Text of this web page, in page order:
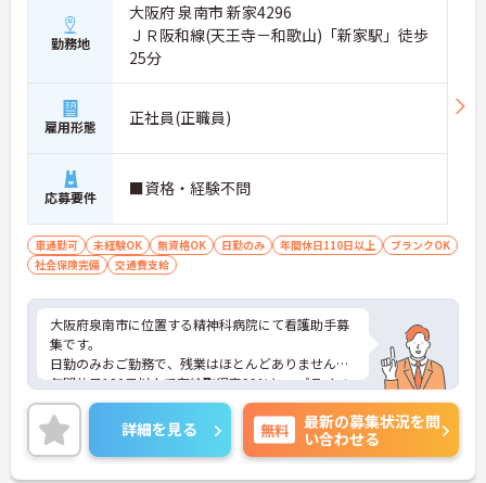
勤務地
大阪府 泉南市 新家4296
ＪＲ阪和線(天王寺－和歌山)「新家駅」徒歩
25分
雇用形態 正社員(正職員)
応募要件 ■資格・経験不問
車通勤可 未経験OK 無資格OK 日勤のみ 年間休日110日以上
ブランクOK
社会保険完備
交通費支給
大阪府泉南市に位置する精神科病院にて看護助手募
集です。
日勤のみおご勤務で、残業はほとんどありません。
年間休日120日以上で有給取得率99％と、プライベ
ートを大切に働ける環境が整っています。
ご興味ある方には、面接対策ポイントなど、さらに
詳細をお話しいたしますのでお気軽にご相談くださ
い！
詳細を見る 無料
最新の募集状況を問
い合わせる